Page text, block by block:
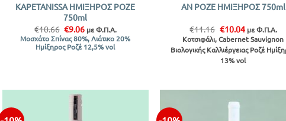
KAPETANISSA ΗΜΙΞΗΡΟΣ ΡΟΖΕ
750ml
€10.66 Original
price
was:
€10.66.
€9.06Η
τρέχουσα
τιμή
είναι:
με Φ.Π.Α.
Μοσχάτο Σπίνας 80%, Λιάτικο 20%
Ημίξηρος Ροζέ 12,5% vol
ΑΝ ΡΟΖΕ ΗΜΙΞΗΡΟΣ 750ml
€11.16 Original
price
was:
€11.16.
€10.04Η
τρέχουσα
τιμή
είναι:
€10.04.
με Φ.Π.Α.
Κοτσιφάλι, Cabernet Sauvignon
Βιολογικής Καλλιέργειας Ροζέ
13% vol